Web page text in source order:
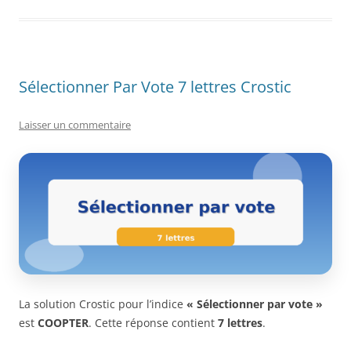
Sélectionner Par Vote 7 lettres Crostic
Laisser un commentaire
La solution Crostic pour l’indice « Sélectionner par vote »
est COOPTER. Cette réponse contient 7 lettres.